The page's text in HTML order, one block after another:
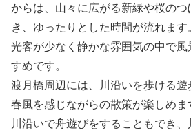
からは、山々に広がる新緑や桜の
き、ゆったりとした時間が流れま
光客が少なく静かな雰囲気の中で
すめです。
渡月橋周辺には、川沿いを歩ける
春風を感じながらの散策が楽しめ
川沿いで舟遊びをすることもでき